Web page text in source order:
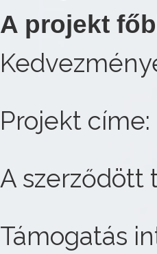
A projekt
Projekt
A szerződött
Támogatás